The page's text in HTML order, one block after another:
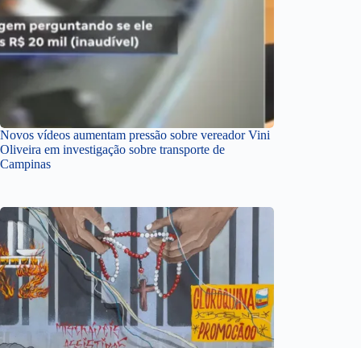
Novos vídeos aumentam pressão sobre vereador Vini
Oliveira em investigação sobre transporte de
Campinas